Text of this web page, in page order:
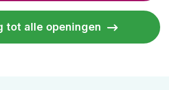
tot alle openingen